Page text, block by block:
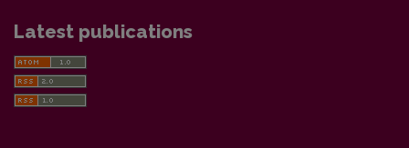
Latest publications